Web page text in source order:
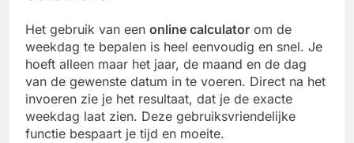
Het gebruik van een online calculator om de
weekdag te bepalen is heel eenvoudig en snel. Je
hoeft alleen maar het jaar, de maand en de dag
van de gewenste datum in te voeren. Direct na het
invoeren zie je het resultaat, dat je de exacte
weekdag laat zien. Deze gebruiksvriendelijke
functie bespaart je tijd en moeite.